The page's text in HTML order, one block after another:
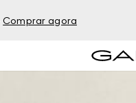
Comprar agora